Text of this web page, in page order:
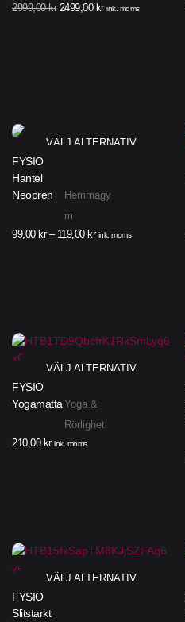
2999,00kr 2499,00 kr ink. moms
VÄLJ ALTERNATIV
FYSIO
Hantel
Neopren
Hemmagy
m
99,00 kr – 119,00 kr ink. moms
VÄLJ ALTERNATIV
FYSIO
Yogamatta Yoga &
Rörlighet
210,00 kr ink. moms
VÄLJ ALTERNATIV
FYSIO
Slitstarkt